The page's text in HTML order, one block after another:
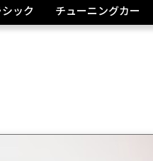
ック チューニングカー